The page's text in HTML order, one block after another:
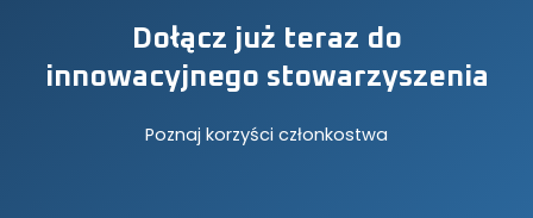
Dołącz już teraz do
innowacyjnego stowarzyszenia
Poznaj korzyści członkostwa